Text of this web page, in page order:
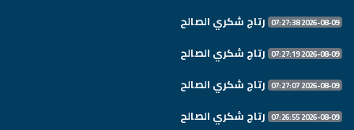
2026-08-09 07:27:38 رتاج شكري الصالح
2026-08-09 07:27:19 رتاج شكري الصالح
2026-08-09 07:27:07 رتاج شكري الصالح
2026-08-09 07:26:55 رتاج شكري الصالح